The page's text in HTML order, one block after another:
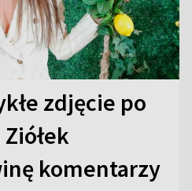
zdjęcie po
komentarzy